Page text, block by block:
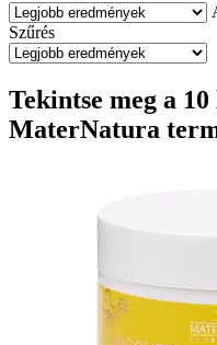
Szűrés
Tekintse meg a
MaterNatura